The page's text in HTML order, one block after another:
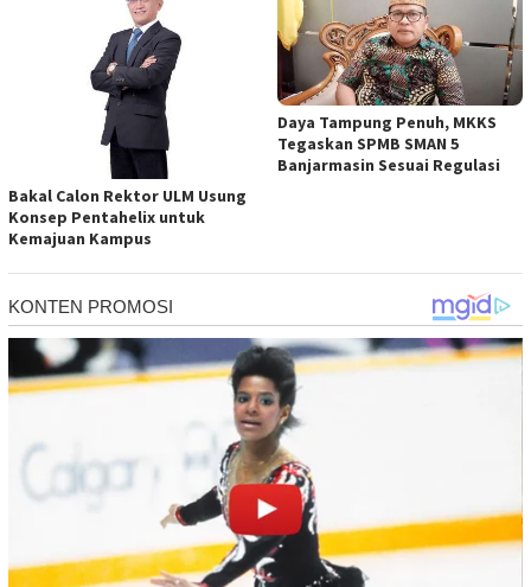
Bakal Calon Rektor ULM Usung
Konsep Pentahelix untuk
Kemajuan Kampus
Daya Tampung Penuh, MKKS
Tegaskan SPMB SMAN 5
Banjarmasin Sesuai Regulasi